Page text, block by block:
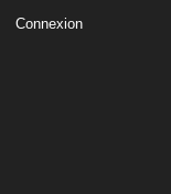
Connexion